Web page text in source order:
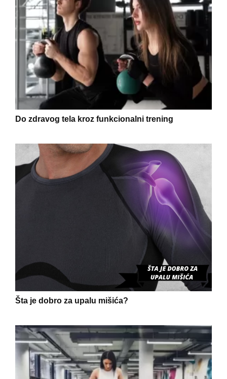
Do zdravog tela kroz funkcionalni trening
Šta je dobro za upalu mišića?